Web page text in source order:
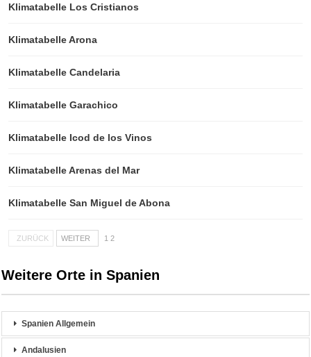
Klimatabelle Los Cristianos
Klimatabelle Arona
Klimatabelle Candelaria
Klimatabelle Garachico
Klimatabelle Icod de los Vinos
Klimatabelle Arenas del Mar
Klimatabelle San Miguel de Abona
ZURÜCK WEITER 1 2
Weitere Orte in Spanien
Spanien Allgemein
Andalusien